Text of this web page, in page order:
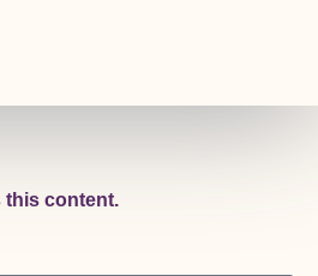
this content.